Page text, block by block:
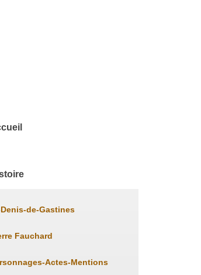
de-Gastines
Fauchard
Actes-Mentions